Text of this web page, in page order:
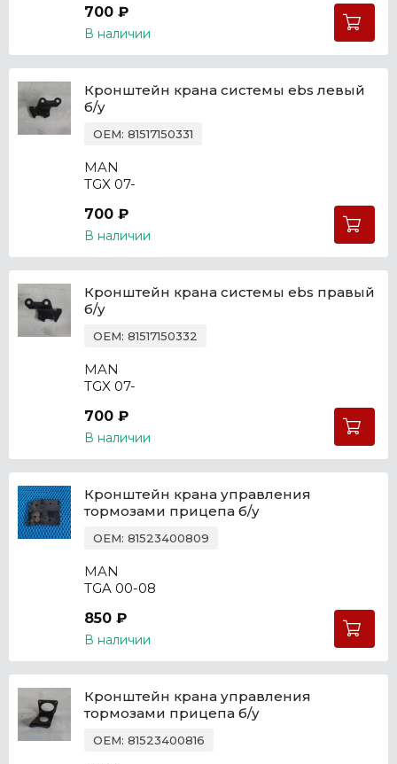
700 ₽
В наличии
Кронштейн крана системы ebs левый
б/у
OEM: 81517150331
MAN
TGX 07-
700 ₽
В наличии
Кронштейн крана системы ebs правый
б/у
OEM: 81517150332
MAN
TGX 07-
700 ₽
В наличии
Кронштейн крана управления
тормозами прицепа б/у
OEM: 81523400809
MAN
TGA 00-08
850 ₽
В наличии
Кронштейн крана управления
тормозами прицепа б/у
OEM: 81523400816